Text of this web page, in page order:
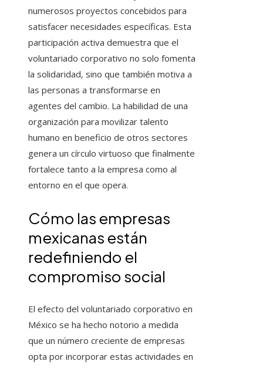
numerosos proyectos concebidos para
satisfacer necesidades específicas. Esta
participación activa demuestra que el
voluntariado corporativo no solo fomenta
la solidaridad, sino que también motiva a
las personas a transformarse en
agentes del cambio. La habilidad de una
organización para movilizar talento
humano en beneficio de otros sectores
genera un círculo virtuoso que finalmente
fortalece tanto a la empresa como al
entorno en el que opera.
Cómo las empresas
mexicanas están
redefiniendo el
compromiso social
El efecto del voluntariado corporativo en
México se ha hecho notorio a medida
que un número creciente de empresas
opta por incorporar estas actividades en